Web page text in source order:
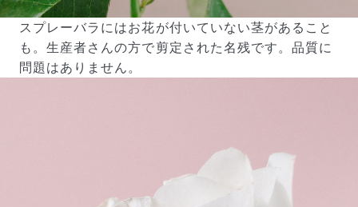
スプレーバラにはお花が付いていない茎があること
も。生産者さんの方で剪定された名残です。品質に
問題はありません。